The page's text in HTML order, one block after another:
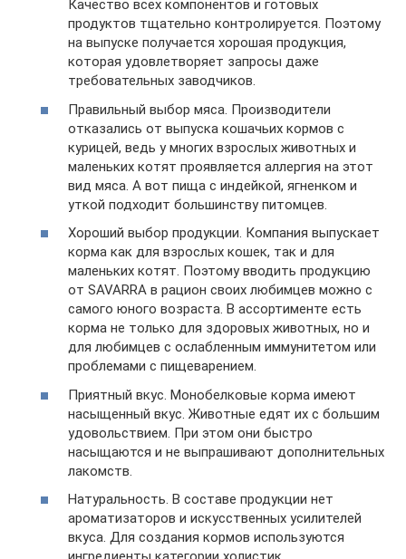
Качество всех компонентов и готовых
продуктов тщательно контролируется. Поэтому
на выпуске получается хорошая продукция,
которая удовлетворяет запросы даже
требовательных заводчиков.
Правильный выбор мяса. Производители
отказались от выпуска кошачьих кормов с
курицей, ведь у многих взрослых животных и
маленьких котят проявляется аллергия на этот
вид мяса. А вот пища с индейкой, ягненком и
уткой подходит большинству питомцев.
Хороший выбор продукции. Компания выпускает
корма как для взрослых кошек, так и для
маленьких котят. Поэтому вводить продукцию
от SAVARRA в рацион своих любимцев можно с
самого юного возраста. В ассортименте есть
корма не только для здоровых животных, но и
для любимцев с ослабленным иммунитетом или
проблемами с пищеварением.
Приятный вкус. Монобелковые корма имеют
насыщенный вкус. Животные едят их с большим
удовольствием. При этом они быстро
насыщаются и не выпрашивают дополнительных
лакомств.
Натуральность. В составе продукции нет
ароматизаторов и искусственных усилителей
вкуса. Для создания кормов используются